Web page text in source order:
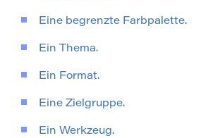
Eine begrenzte Farbpalette.
Ein Thema.
Ein Format.
Eine Zielgruppe.
Ein Werkzeug.